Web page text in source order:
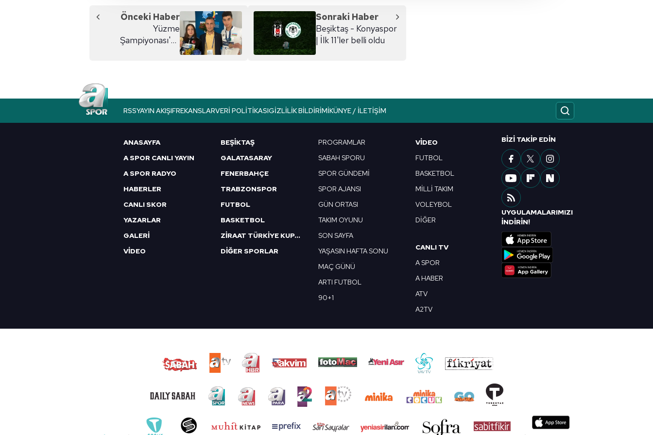
reklam/pazarlama faaliyetlerinin yapılması, amaçlarıyla sınırlı olarak açık rızanız dahilinde kullanılacaktır.
Çerezlere ilişkin tercihlerinizi aşağıda yer alan panel vasıtasıyla belirleyebilirsiniz. Çerezlere ilişkin detaylı bilgi için Ayarlar
butonuna tıklayabilir,Çerez Bilgilendirme Metnimizi ziyaret edebilirsiniz.
Önceki Haber
Yüzme
Şampiyonası'na
Sonraki Haber
Beşiktaş - Konyaspor
| İlk 11'ler belli oldu
RSSYAYIN AKIŞIFREKANSLARVERI POLITIKASIGIZLILIK BILDIRIMIKÜNYE / İLETIŞIM
ANASAYFA
A SPOR CANLI YAYIN
A SPOR RADYO
HABERLER
CANLI SKOR
YAZARLAR
GALERİ
VİDEO
BEŞİKTAŞ
GALATASARAY
FENERBAHÇE
TRABZONSPOR
FUTBOL
BASKETBOL
ZİRAAT TÜRKİYE KUPASI
DİĞER SPORLAR
PROGRAMLAR
SABAH SPORU
SPOR GÜNDEMİ
SPOR AJANSI
GÜN ORTASI
TAKIM OYUNU
SON SAYFA
YAŞASIN HAFTA SONU
MAÇ GÜNÜ
ARTI FUTBOL
90+1
VIDEO
FUTBOL
BASKETBOL
MİLLİ TAKIM
VOLEYBOL
DİĞER
CANLI TV
A SPOR
A HABER
ATV
A2TV
BIZI TAKIP EDIN
UYGULAMALARIMIZI
İNDİRİN!